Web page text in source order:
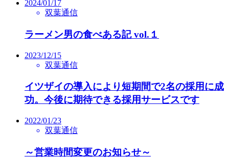
2024/01/17
双葉通信
ラーメン男の食べある記 vol.１
2023/12/15
双葉通信
イツザイの導入により短期間で2名の採用に成
功。今後に期待できる採用サービスです
2022/01/23
双葉通信
～営業時間変更のお知らせ～